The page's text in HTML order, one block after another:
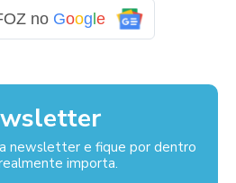
no Google
newsletter e fique por dentro
importa.